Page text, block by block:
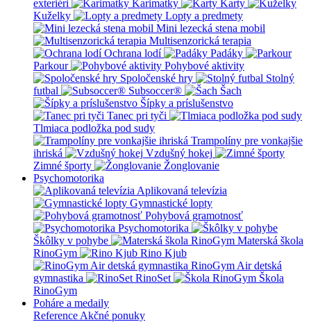
exteriéri
Karimatky
Karty
Kuželky
Lopty a predmety
Mini lezecká stena mobil
Multisenzorická terapia
Ochrana lodí
Padáky
Parkour
Pohybové aktivity
Spoločenské hry
Stolný
futbal
Subsoccer®
Šach
Šípky a príslušenstvo
Tanec pri tyči
Tlmiaca podložka pod sudy
Trampolíny pre vonkajšie
ihriská
Vzdušný hokej
Zimné športy
Žonglovanie
Psychomotorika
Aplikovaná televízia
Gymnastické lopty
Pohybová gramotnosť
Psychomotorika
Škôlky v pohybe
Materská škola
RinoGym
Rino Kjub
RinoGym Air detská
gymnastika
RinoSet
Škola
RinoGym
Poháre a medaily
Reference Akčné ponuky